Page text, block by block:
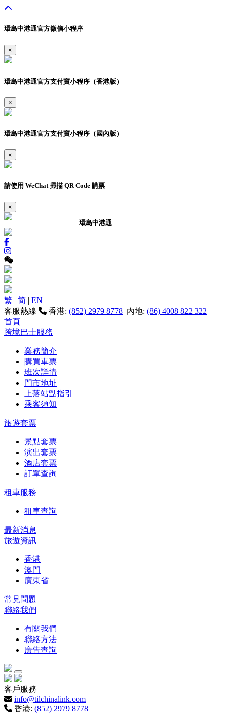
環島中港通官方微信小程序
×
環島中港通官方支付寶小程序（香港版）
×
環島中港通官方支付寶小程序（國內版）
×
請使用 WeChat 掃描 QR Code 購票
×
環島中港通
繁 | 简 | EN
客服熱線
香港: (852) 2979 8778 內地: (86) 4008 822 322
首頁
跨境巴士服務
業務簡介
購買車票
班次詳情
門市地址
上落站點指引
乘客須知
旅遊套票
景點套票
演出套票
酒店套票
訂單查詢
租車服務
租車查詢
最新消息
旅遊資訊
香港
澳門
廣東省
常見問題
聯絡我們
有關我們
聯絡方法
廣告查詢
客戶服務
info@tilchinalink.com
香港: (852) 2979 8778